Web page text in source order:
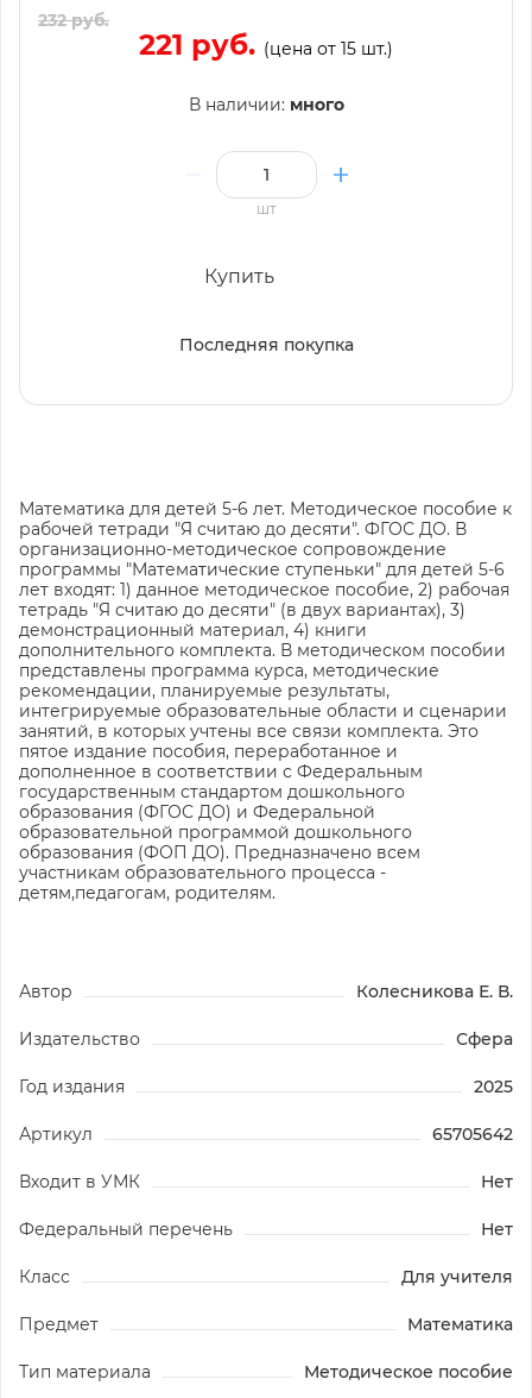
232 руб.
221 руб. (цена от 15 шт.)
В наличии: много
шт
Купить
Последняя покупка
Математика для детей 5-6 лет. Методическое пособие к
рабочей тетради "Я считаю до десяти". ФГОС ДО. В
организационно-методическое сопровождение
программы "Математические ступеньки" для детей 5-6
лет входят: 1) данное методическое пособие, 2) рабочая
тетрадь "Я считаю до десяти" (в двух вариантах), 3)
демонстрационный материал, 4) книги
дополнительного комплекта. В методическом пособии
представлены программа курса, методические
рекомендации, планируемые результаты,
интегрируемые образовательные области и сценарии
занятий, в которых учтены все связи комплекта. Это
пятое издание пособия, переработанное и
дополненное в соответствии с Федеральным
государственным стандартом дошкольного
образования (ФГОС ДО) и Федеральной
образовательной программой дошкольного
образования (ФОП ДО). Предназначено всем
участникам образовательного процесса -
детям,педагогам, родителям.
Автор Колесникова Е. В.
Издательство Сфера
Год издания 2025
Артикул 65705642
Входит в УМК Нет
Федеральный перечень Нет
Класс Для учителя
Предмет Математика
Тип материала Методическое пособие